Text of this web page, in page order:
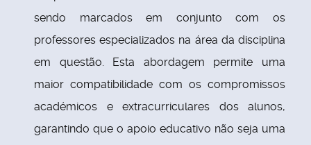
sendo marcados em conjunto com os
professores especializados na área da disciplina
em questão. Esta abordagem permite uma
maior compatibilidade com os compromissos
académicos e extracurriculares dos alunos,
garantindo que o apoio educativo não seja uma